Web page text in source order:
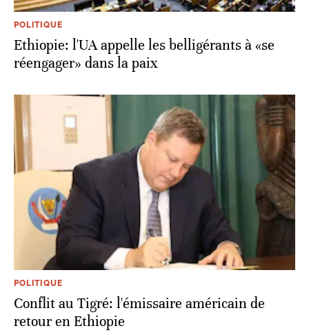
POLITIQUE
Ethiopie: l'UA appelle les belligérants à «se
réengager» dans la paix
POLITIQUE
Conflit au Tigré: l'émissaire américain de
retour en Ethiopie